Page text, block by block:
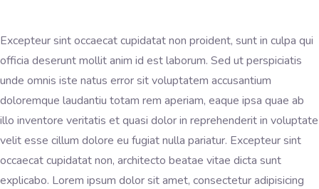
Excepteur sint occaecat cupidatat non proident, sunt in culpa qui
officia deserunt mollit anim id est laborum. Sed ut perspiciatis
unde omnis iste natus error sit voluptatem accusantium
doloremque laudantiu totam rem aperiam, eaque ipsa quae ab
illo inventore veritatis et quasi dolor in reprehenderit in voluptate
velit esse cillum dolore eu fugiat nulla pariatur. Excepteur sint
occaecat cupidatat non, architecto beatae vitae dicta sunt
explicabo. Lorem ipsum dolor sit amet, consectetur adipisicing